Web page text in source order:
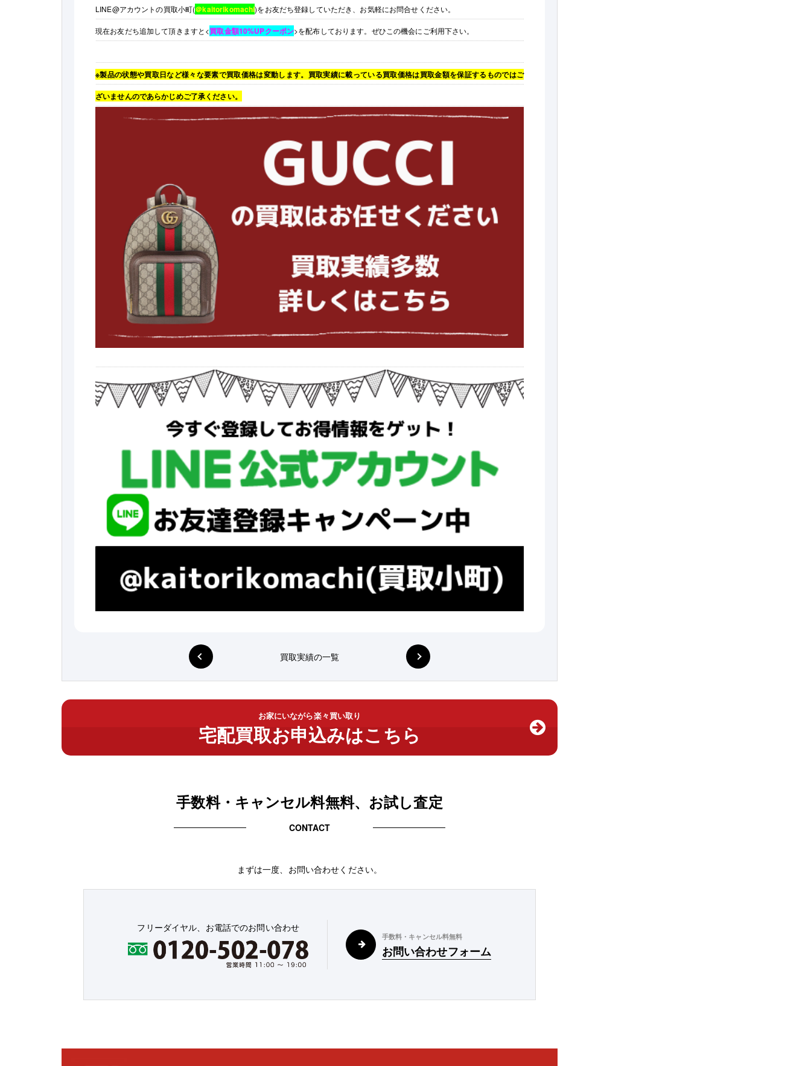
LINE@アカウントの買取小町(＠kaitorikomachi)をお友だち登録していただき、お気軽にお問合せください。
現在お友だち追加して頂きますと<買取金額10%UPクーポン>を配布しております。ぜひこの機会にご利用下さい。
※製品の状態や買取日など様々な要素で買取価格は変動します。買取実績に載っている買取価格は買取金額を保証するものではご
ざいませんのであらかじめご了承ください。
買取実績の一覧
お家にいながら楽々買い取り
宅配買取お申込みはこちら
手数料・キャンセル料無料、お試し査定
CONTACT
まずは一度、お問い合わせください。
フリーダイヤル、お電話でのお問い合わせ
手数料・キャンセル料無料
お問い合わせフォーム